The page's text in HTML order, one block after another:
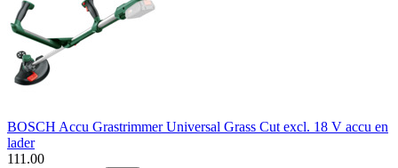
BOSCH Accu Grastrimmer Universal Grass Cut excl. 18 V accu en
lader
111 .00